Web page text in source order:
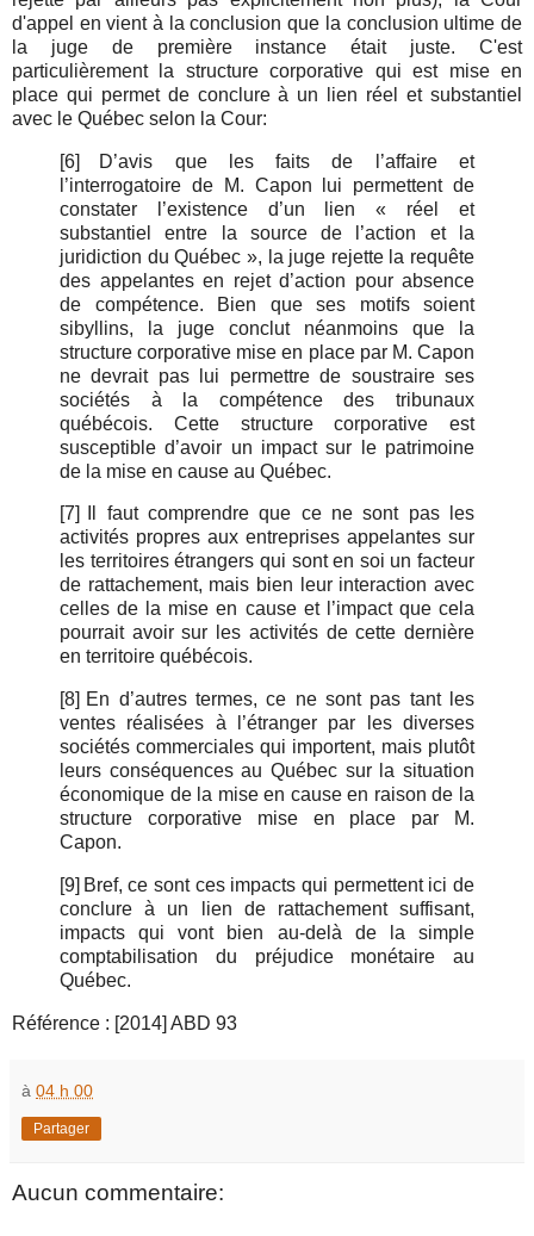
d'appel en vient à la conclusion que la conclusion ultime de
la juge de première instance était juste. C'est
particulièrement la structure corporative qui est mise en
place qui permet de conclure à un lien réel et substantiel
avec le Québec selon la Cour:
[6]
D’avis que les faits de l’affaire et
l’interrogatoire de M. Capon lui permettent de
constater l’existence d’un lien « réel et
substantiel entre la source de l’action et la
juridiction du Québec », la juge rejette la requête
des appelantes en rejet d’action pour absence
de compétence. Bien que ses motifs soient
sibyllins, la juge conclut néanmoins que la
structure corporative mise en place par M. Capon
ne devrait pas lui permettre de soustraire ses
sociétés à la compétence des tribunaux
québécois. Cette structure corporative est
susceptible d’avoir un impact sur le patrimoine
de la mise en cause au Québec.
[7]
Il faut comprendre que ce ne sont pas les
activités propres aux entreprises appelantes sur
les territoires étrangers qui sont en soi un facteur
de rattachement, mais bien leur interaction avec
celles de la mise en cause et l’impact que cela
pourrait avoir sur les activités de cette dernière
en territoire québécois.
[8] En d’autres termes, ce ne sont pas tant les
ventes réalisées à l’étranger par les diverses
sociétés commerciales qui importent, mais plutôt
leurs conséquences au Québec sur la situation
économique de la mise en cause en raison de la
structure corporative mise en place par M.
Capon.
[9] Bref, ce sont ces impacts qui permettent ici de
conclure à un lien de rattachement suffisant,
impacts qui vont bien au-delà de la simple
comptabilisation du préjudice monétaire au
Québec.
Référence : [2014] ABD 93
à 04 h 00
Partager
Aucun commentaire: